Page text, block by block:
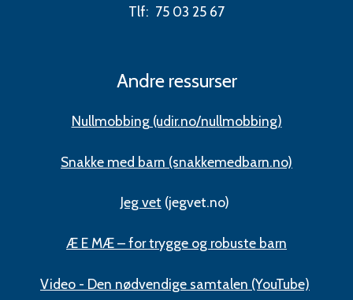
Tlf: 75 03 25 67
Andre ressurser
Nullmobbing (udir.no/nullmobbing)
Snakke med barn (snakkemedbarn.no)
Jeg vet (jegvet.no)
Æ E MÆ – for trygge og robuste barn
Video - Den nødvendige samtalen (YouTube)